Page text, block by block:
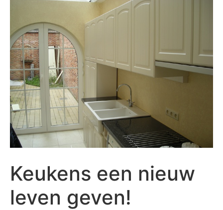
Keukens een nieuw
leven geven!